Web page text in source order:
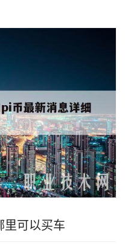
里可以买车